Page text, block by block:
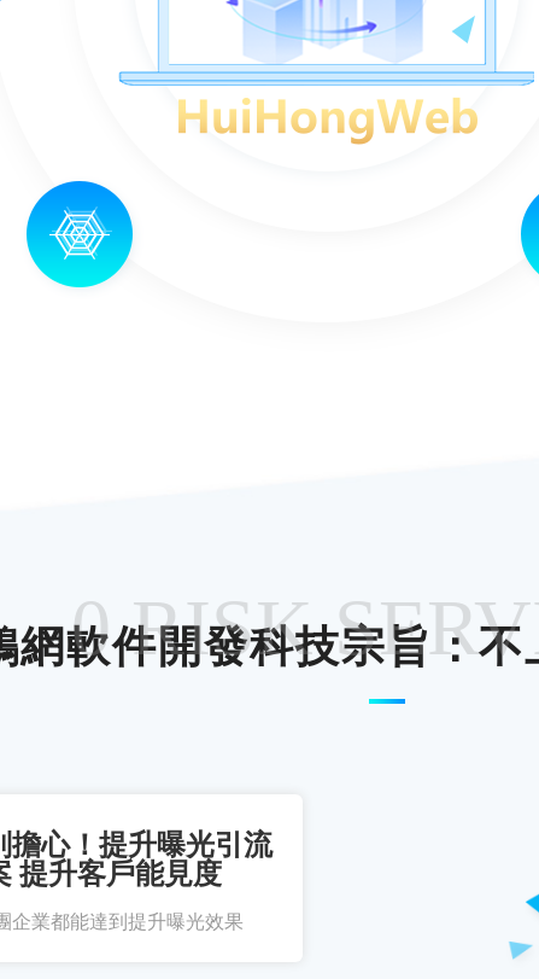
0 RISK
網軟件開發科技宗旨：不
擔心！提升曝光引流
提升客戶能見度
企業都能達到提升曝光效果